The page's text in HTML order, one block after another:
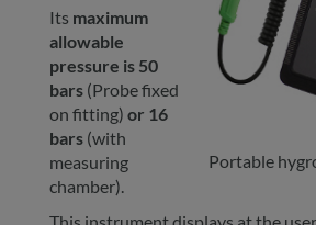
Portable
Its maximum
allowable
pressure is 50
bars (Probe fixed
on fitting) or 16
bars (with
measuring
chamber).